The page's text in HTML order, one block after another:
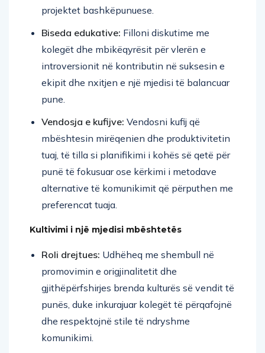
projektet bashkëpunuese.
Biseda edukative: Filloni diskutime me
kolegët dhe mbikëqyrësit për vlerën e
introversionit në kontributin në suksesin e
ekipit dhe nxitjen e një mjedisi të balancuar
pune.
Vendosja e kufijve: Vendosni kufij që
mbështesin mirëqenien dhe produktivitetin
tuaj, të tilla si planifikimi i kohës së qetë për
punë të fokusuar ose kërkimi i metodave
alternative të komunikimit që përputhen me
preferencat tuaja.
Kultivimi i një mjedisi mbështetës
Roli drejtues: Udhëheq me shembull në
promovimin e origjinalitetit dhe
gjithëpërfshirjes brenda kulturës së vendit të
punës, duke inkurajuar kolegët të përqafojnë
dhe respektojnë stile të ndryshme
komunikimi.